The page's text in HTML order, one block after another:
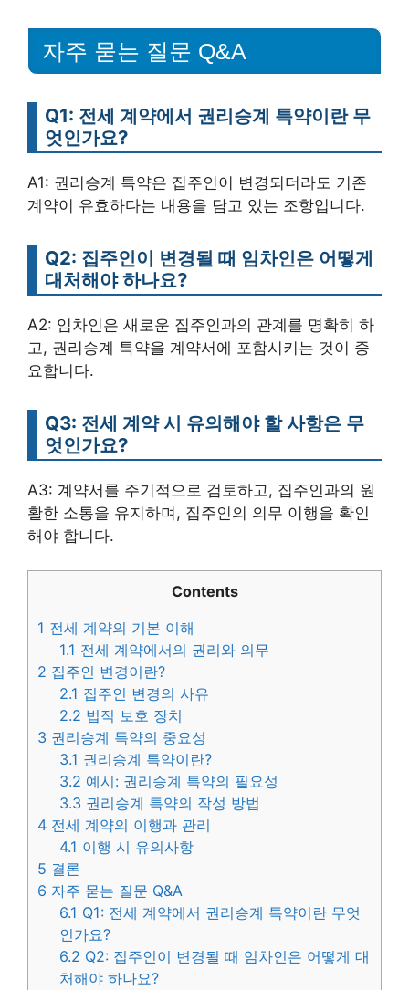
자주 묻는 질문 Q&A
Q1: 전세 계약에서 권리승계 특약이란 무
엇인가요?
A1: 권리승계 특약은 집주인이 변경되더라도 기존
계약이 유효하다는 내용을 담고 있는 조항입니다.
Q2: 집주인이 변경될 때 임차인은 어떻게
대처해야 하나요?
A2: 임차인은 새로운 집주인과의 관계를 명확히 하
고, 권리승계 특약을 계약서에 포함시키는 것이 중
요합니다.
Q3: 전세 계약 시 유의해야 할 사항은 무
엇인가요?
A3: 계약서를 주기적으로 검토하고, 집주인과의 원
활한 소통을 유지하며, 집주인의 의무 이행을 확인
해야 합니다.
Contents
1 전세 계약의 기본 이해
1.1 전세 계약에서의 권리와 의무
2 집주인 변경이란?
2.1 집주인 변경의 사유
2.2 법적 보호 장치
3 권리승계 특약의 중요성
3.1 권리승계 특약이란?
3.2 예시: 권리승계 특약의 필요성
3.3 권리승계 특약의 작성 방법
4 전세 계약의 이행과 관리
4.1 이행 시 유의사항
5 결론
6 자주 묻는 질문 Q&A
6.1 Q1: 전세 계약에서 권리승계 특약이란 무엇
인가요?
6.2 Q2: 집주인이 변경될 때 임차인은 어떻게 대
처해야 하나요?